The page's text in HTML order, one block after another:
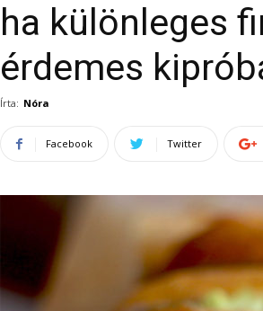
ha különleges
érdemes
Írta: Nóra
Facebook Twitter